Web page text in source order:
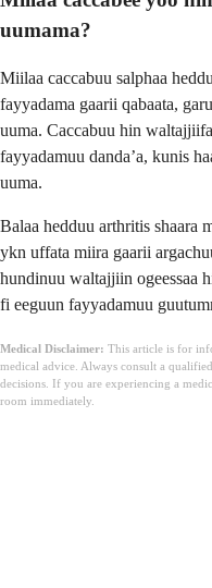
uumama?
Miilaa caccabuu salphaa
fayyadama gaarii qabaata,
uuma. Caccabuu hin
fayyadamuu danda’a, kunis
uuma.
Balaa hedduu arthritis shaara
ykn uffata miira gaarii
hundinuu waltajjiin ogeessaa
fi eeguun fayyadamuu
Medical Disclaimer: This article is for
medical advice. Always consult a
decisions. If you are experiencing a
room immediately.